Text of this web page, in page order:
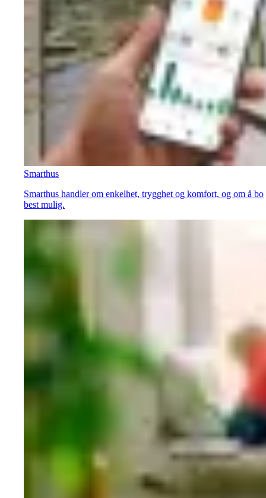
Smarthus
Smarthus handler om enkelhet, trygghet og komfort, og om å bo
best mulig.